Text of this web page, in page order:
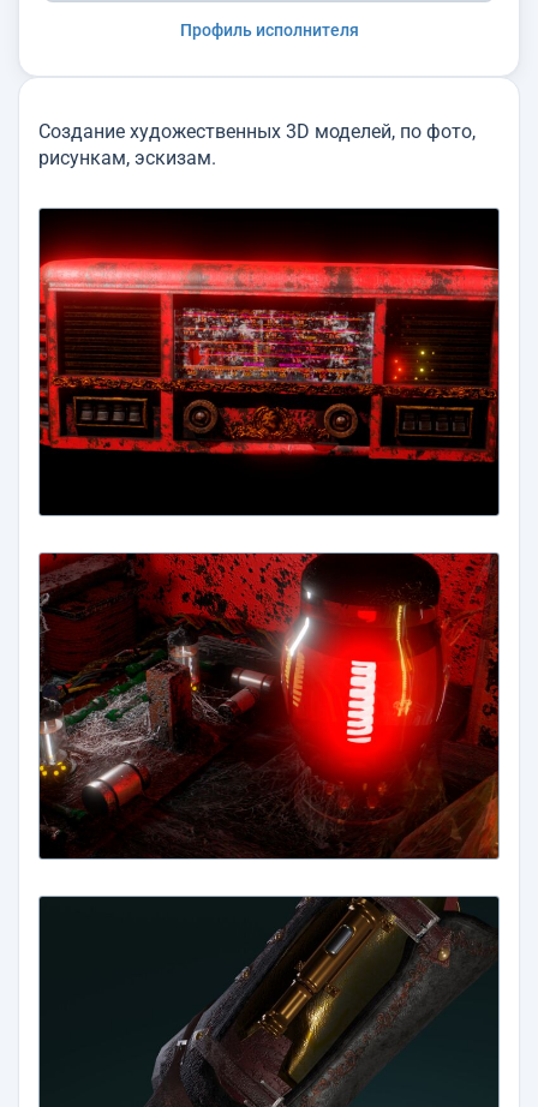
Создание художественных 3D моделей, по фото,
рисункам, эскизам.
Профиль исполнителя